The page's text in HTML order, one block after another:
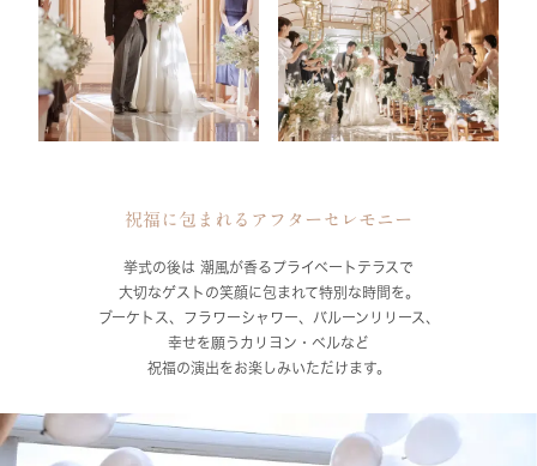
祝福に包まれるアフターセレモニー
挙式の後は 潮風が香るプライベートテラスで
大切なゲストの笑顔に包まれて特別な時間を。
ブーケトス、フラワーシャワー、バルーンリリース、
幸せを願うカリヨン・ベルなど
祝福の演出をお楽しみいただけます。